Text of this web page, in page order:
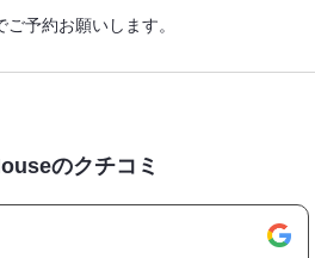
ご予約お願いします。
のクチコミ